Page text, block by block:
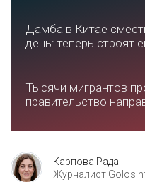
Дамба в Китае
день: теперь строят
Тысячи мигрантов
правительство
Карпова Рада
Журналист